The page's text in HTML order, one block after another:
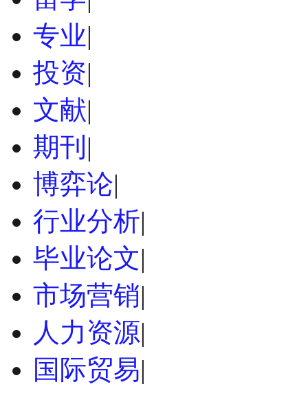
专业|
投资|
文献|
期刊 |
博弈论|
行业分析|
毕业论文|
市场营销|
人力资源|
国际贸易|